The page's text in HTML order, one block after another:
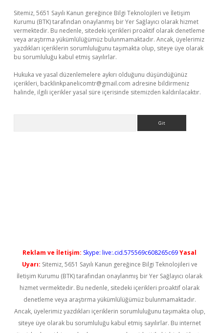
Sitemiz, 5651 Sayılı Kanun gereğince Bilgi Teknolojileri ve İletişim
Kurumu (BTK) tarafından onaylanmış bir Yer Sağlayıcı olarak hizmet
vermektedir. Bu nedenle, sitedeki içerikleri proaktif olarak denetleme
veya araştırma yükümlülüğümüz bulunmamaktadır. Ancak, üyelerimiz
yazdıkları içeriklerin sorumluluğunu taşımakta olup, siteye üye olarak
bu sorumluluğu kabul etmiş sayılırlar.
Hukuka ve yasal düzenlemelere aykırı olduğunu düşündüğünüz
içerikleri, backlinkpanelicomtr@gmail.com adresine bildirmeniz
halinde, ilgili içerikler yasal süre içerisinde sitemizden kaldırılacaktır.
Reklam ve İletişim: Skype: live:.cid.575569c608265c69Yasal
Uyarı: Sitemiz, 5651 Sayılı Kanun gereğince Bilgi Teknolojileri ve
İletişim Kurumu (BTK) tarafından onaylanmış bir Yer Sağlayıcı olarak
hizmet vermektedir. Bu nedenle, sitedeki içerikleri proaktif olarak
denetleme veya araştırma yükümlülüğümüz bulunmamaktadır.
Ancak, üyelerimiz yazdıkları içeriklerin sorumluluğunu taşımakta olup,
siteye üye olarak bu sorumluluğu kabul etmiş sayılırlar. Bu internet